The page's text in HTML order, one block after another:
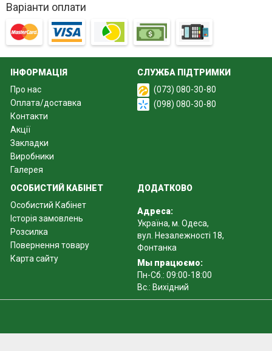
Варіанти оплати
ІНФОРМАЦІЯ
Про нас
Оплата/доставка
Контакти
Акції
Закладки
Виробники
Галерея
СЛУЖБА ПІДТРИМКИ
(073) 080-30-80
(098) 080-30-80
ОСОБИСТИЙ КАБІНЕТ
Особистий Кабінет
Історія замовлень
Розсилка
Повернення товару
Карта сайту
ДОДАТКОВО
Адреса:
Україна, м. Одеса,
вул. Незалежності 18,
Фонтанка
Мы працюємо:
Пн-Сб.: 09:00-18:00
Вс.: Вихідний